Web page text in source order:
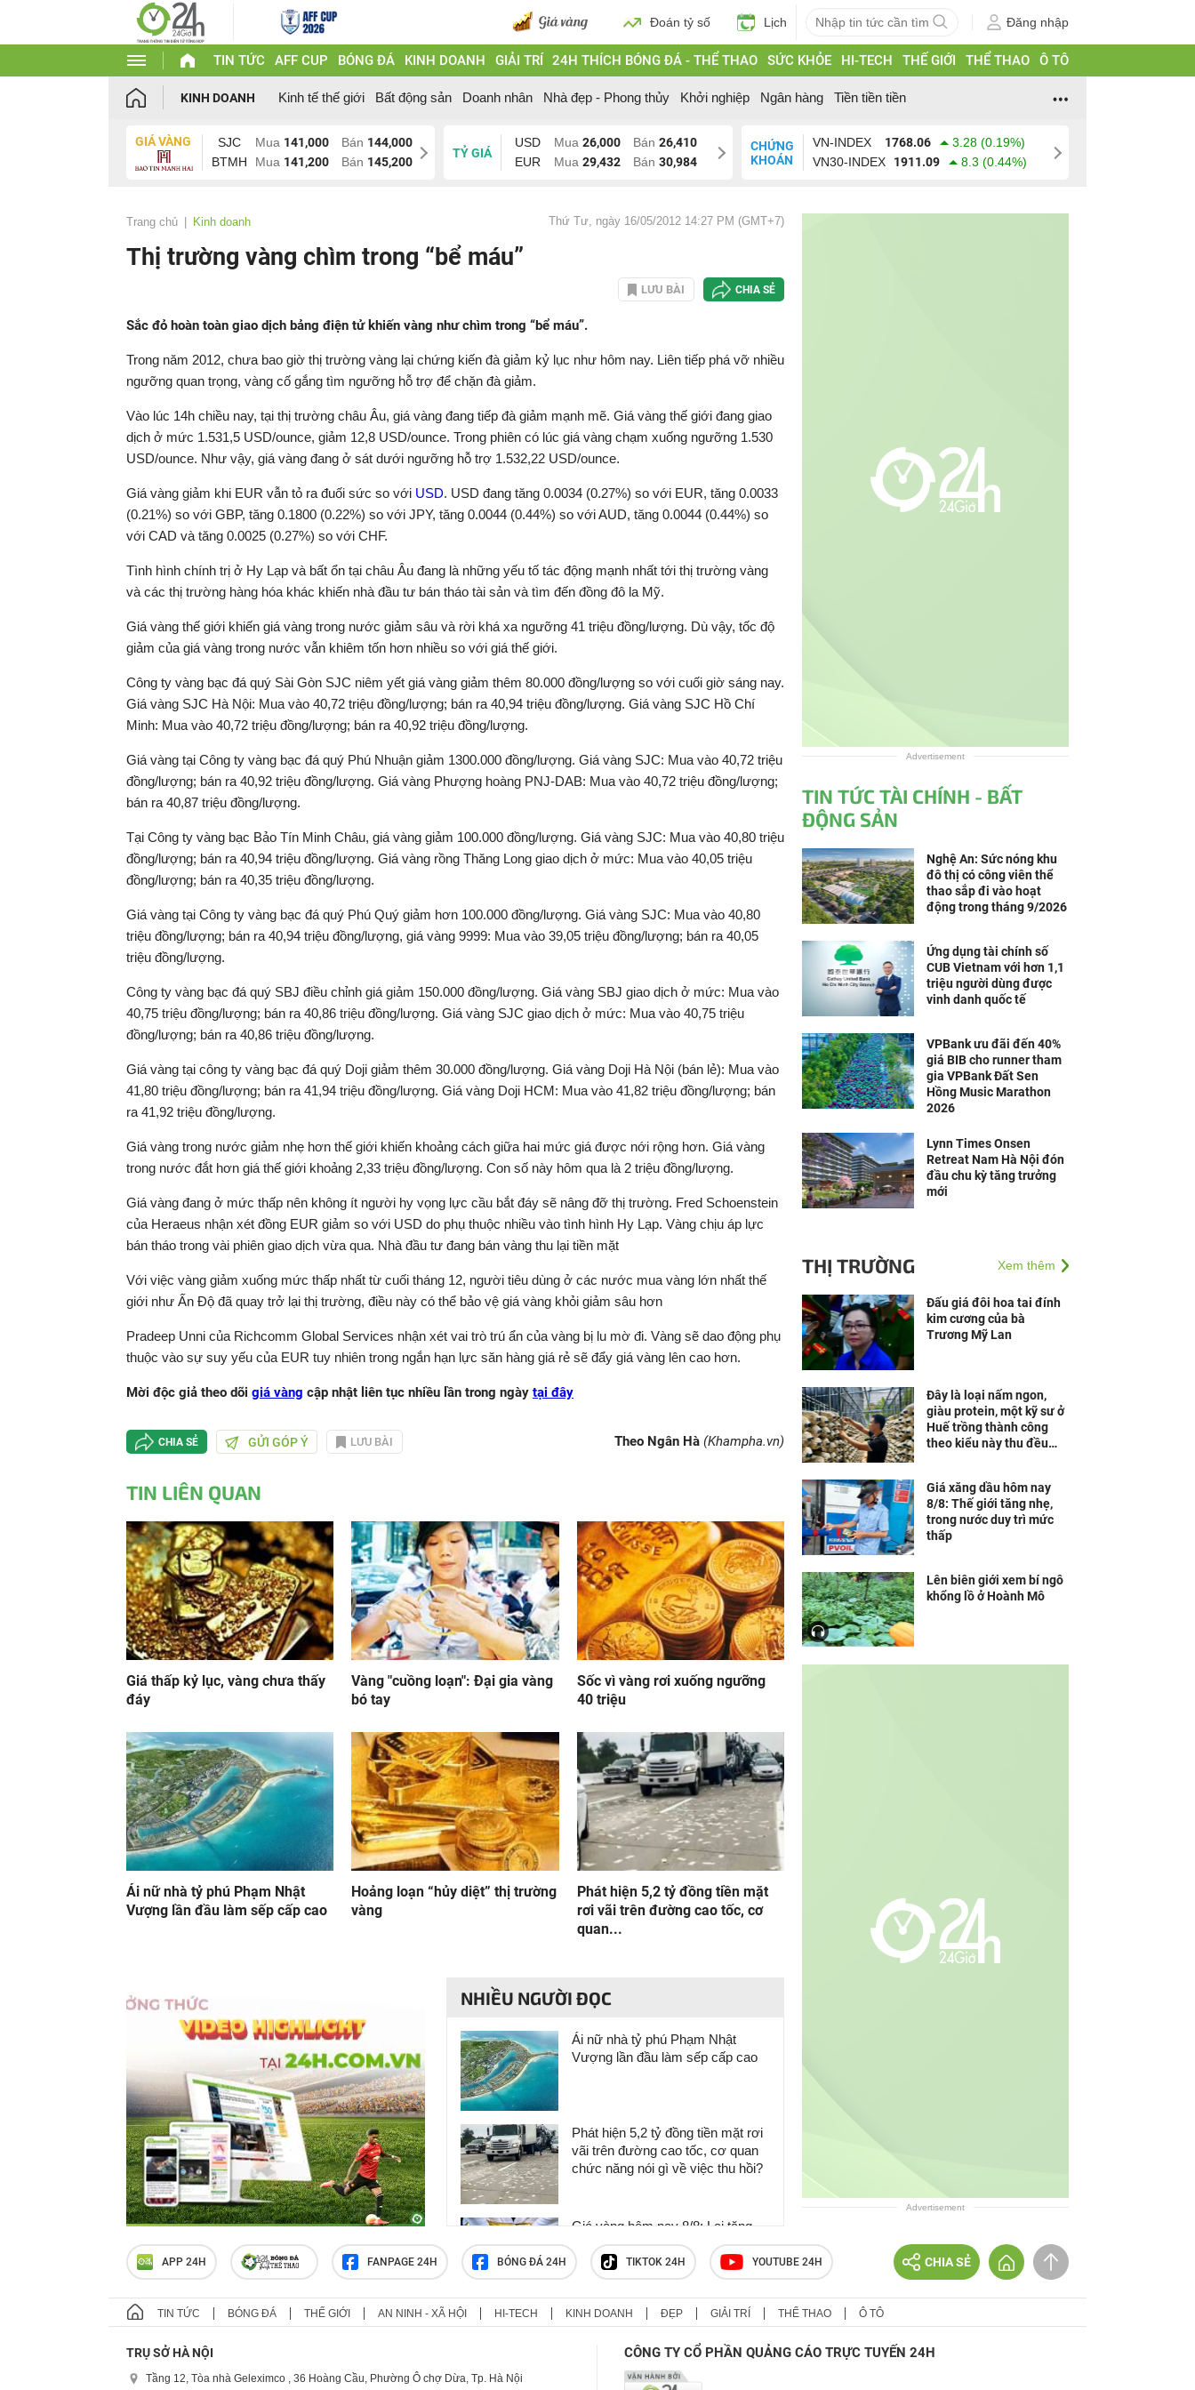
Đoán tỷ số Lịch Đăng nhập
TIN TỨC AFF CUP BÓNG ĐÁ KINH DOANH GIẢI TRÍ 24H THÍCH BÓNG ĐÁ - THỂ THAO SỨC KHỎE HI-TECH THẾ GIỚI THỂ THAO Ô TÔ
KINH DOANH Kinh tế thế giới Bất động sản Doanh nhân Nhà đẹp - Phong thủy Khởi nghiệp Ngân hàng Tiền tiền tiền
GIÁ VÀNG SJC Mua 141,000 Bán 144,000
BTMH
Mua 141,200 Bán 145,200
TỶ GIÁ
USD Mua 26,000 Bán 26,410
EUR
Mua 29,432 Bán 30,984
CHỨNG
KHOÁN
VN-INDEX 1768.06
3.28 (0.19%)
VN30-INDEX
1911.09 8.3 (0.44%)
Trang chủ Kinh doanh Thứ Tư, ngày 16/05/2012 14:27 PM (GMT+7)
Thị trường vàng chìm trong “bể máu”
LƯU BÀI CHIA SẺ
Sắc đỏ hoàn toàn giao dịch bảng điện tử khiến vàng như chìm trong “bể máu”.
Trong năm 2012, chưa bao giờ thị trường vàng lại chứng kiến đà giảm kỷ lục như hôm nay. Liên tiếp phá vỡ nhiều
ngưỡng quan trọng, vàng cố gắng tìm ngưỡng hỗ trợ để chặn đà giảm.
Vào lúc 14h chiều nay, tại thị trường châu Âu, giá vàng đang tiếp đà giảm mạnh mẽ. Giá vàng thế giới đang giao
dịch ở mức 1.531,5 USD/ounce, giảm 12,8 USD/ounce. Trong phiên có lúc giá vàng chạm xuống ngưỡng 1.530
USD/ounce. Như vậy, giá vàng đang ở sát dưới ngưỡng hỗ trợ 1.532,22 USD/ounce.
Giá vàng giảm khi EUR vẫn tỏ ra đuối sức so với USD. USD đang tăng 0.0034 (0.27%) so với EUR, tăng 0.0033
(0.21%) so với GBP, tăng 0.1800 (0.22%) so với JPY, tăng 0.0044 (0.44%) so với AUD, tăng 0.0044 (0.44%) so
với CAD và tăng 0.0025 (0.27%) so với CHF.
Tình hình chính trị ở Hy Lạp và bất ổn tại châu Âu đang là những yếu tố tác động mạnh nhất tới thị trường vàng
và các thị trường hàng hóa khác khiến nhà đầu tư bán tháo tài sản và tìm đến đồng đô la Mỹ.
Giá vàng thế giới khiến giá vàng trong nước giảm sâu và rời khá xa ngưỡng 41 triệu đồng/lượng. Dù vậy, tốc độ
giảm của giá vàng trong nước vẫn khiêm tốn hơn nhiều so với giá thế giới.
Công ty vàng bạc đá quý Sài Gòn SJC niêm yết giá vàng giảm thêm 80.000 đồng/lượng so với cuối giờ sáng nay.
Giá vàng SJC Hà Nội: Mua vào 40,72 triệu đồng/lượng; bán ra 40,94 triệu đồng/lượng. Giá vàng SJC Hồ Chí
Minh: Mua vào 40,72 triệu đồng/lượng; bán ra 40,92 triệu đồng/lượng.
Giá vàng tại Công ty vàng bạc đá quý Phú Nhuận giảm 1300.000 đồng/lượng. Giá vàng SJC: Mua vào 40,72 triệu
đồng/lượng; bán ra 40,92 triệu đồng/lượng. Giá vàng Phượng hoàng PNJ-DAB: Mua vào 40,72 triệu đồng/lượng;
bán ra 40,87 triệu đồng/lượng.
Tại Công ty vàng bạc Bảo Tín Minh Châu, giá vàng giảm 100.000 đồng/lượng. Giá vàng SJC: Mua vào 40,80 triệu
đồng/lượng; bán ra 40,94 triệu đồng/lượng. Giá vàng rồng Thăng Long giao dịch ở mức: Mua vào 40,05 triệu
đồng/lượng; bán ra 40,35 triệu đồng/lượng.
Giá vàng tại Công ty vàng bạc đá quý Phú Quý giảm hơn 100.000 đồng/lượng. Giá vàng SJC: Mua vào 40,80
triệu đồng/lượng; bán ra 40,94 triệu đồng/lượng, giá vàng 9999: Mua vào 39,05 triệu đồng/lượng; bán ra 40,05
triệu đồng/lượng.
Công ty vàng bạc đá quý SBJ điều chỉnh giá giảm 150.000 đồng/lượng. Giá vàng SBJ giao dịch ở mức: Mua vào
40,75 triệu đồng/lượng; bán ra 40,86 triệu đồng/lượng. Giá vàng SJC giao dịch ở mức: Mua vào 40,75 triệu
đồng/lượng; bán ra 40,86 triệu đồng/lượng.
Giá vàng tại công ty vàng bạc đá quý Doji giảm thêm 30.000 đồng/lượng. Giá vàng Doji Hà Nội (bán lẻ): Mua vào
41,80 triệu đồng/lượng; bán ra 41,94 triệu đồng/lượng. Giá vàng Doji HCM: Mua vào 41,82 triệu đồng/lượng; bán
ra 41,92 triệu đồng/lượng.
Giá vàng trong nước giảm nhẹ hơn thế giới khiến khoảng cách giữa hai mức giá được nới rộng hơn. Giá vàng
trong nước đắt hơn giá thế giới khoảng 2,33 triệu đồng/lượng. Con số này hôm qua là 2 triệu đồng/lượng.
Giá vàng đang ở mức thấp nên không ít người hy vọng lực cầu bắt đáy sẽ nâng đỡ thị trường. Fred Schoenstein
của Heraeus nhận xét đồng EUR giảm so với USD do phụ thuộc nhiều vào tình hình Hy Lạp. Vàng chịu áp lực
bán tháo trong vài phiên giao dịch vừa qua. Nhà đầu tư đang bán vàng thu lại tiền mặt
Với việc vàng giảm xuống mức thấp nhất từ cuối tháng 12, người tiêu dùng ở các nước mua vàng lớn nhất thế
giới như Ấn Độ đã quay trở lại thị trường, điều này có thể bảo vệ giá vàng khỏi giảm sâu hơn
Pradeep Unni của Richcomm Global Services nhận xét vai trò trú ẩn của vàng bị lu mờ đi. Vàng sẽ dao động phụ
thuộc vào sự suy yếu của EUR tuy nhiên trong ngắn hạn lực săn hàng giá rẻ sẽ đẩy giá vàng lên cao hơn.
Mời độc giả theo dõi giá vàng cập nhật liên tục nhiều lần trong ngày tại đây
CHIA SẺ GỬI GÓP Ý LƯU BÀI Theo Ngân Hà (Khampha.vn)
TIN LIÊN QUAN
Giá thấp kỷ lục, vàng chưa thấy
đáy
Vàng "cuồng loạn": Đại gia vàng
bó tay
Sốc vì vàng rơi xuống ngưỡng
40 triệu
Ái nữ nhà tỷ phú Phạm Nhật
Vượng lần đầu làm sếp cấp cao
Hoảng loạn “hủy diệt” thị trường
vàng
Phát hiện 5,2 tỷ đồng tiền mặt
rơi vãi trên đường cao tốc, cơ
quan...
NHIỀU NGƯỜI ĐỌC
Ái nữ nhà tỷ phú Phạm Nhật
Vượng lần đầu làm sếp cấp cao
Phát hiện 5,2 tỷ đồng tiền mặt rơi
vãi trên đường cao tốc, cơ quan
chức năng nói gì về việc thu hồi?
Giá vàng hôm nay 8/8: Lại tăng
dựng đứng
Phát hiện 266 hiện vật vàng trị giá
quan chức năng lập tức phong tỏa
Advertisement
TIN TỨC TÀI CHÍNH - BẤT
ĐỘNG SẢN
Nghệ An: Sức nóng khu
đô thị có công viên thể
thao sắp đi vào hoạt
động trong tháng 9/2026
Ứng dụng tài chính số
CUB Vietnam với hơn 1,1
triệu người dùng được
vinh danh quốc tế
VPBank ưu đãi đến 40%
giá BIB cho runner tham
gia VPBank Đất Sen
Hồng Music Marathon
2026
Lynn Times Onsen
Retreat Nam Hà Nội đón
đầu chu kỳ tăng trưởng
mới
THỊ TRƯỜNG Xem thêm
Đấu giá đôi hoa tai đính
kim cương của bà
Trương Mỹ Lan
Đây là loại nấm ngon,
giàu protein, một kỹ sư ở
Huế trồng thành công
theo kiểu này thu đều
Giá xăng dầu hôm nay
8/8: Thế giới tăng nhẹ,
trong nước duy trì mức
thấp
Lên biên giới xem bí ngô
khổng lồ ở Hoành Mô
Advertisement
APP 24H FANPAGE 24H BÓNG ĐÁ 24H TIKTOK 24H YOUTUBE 24H CHIA SẺ
TIN TỨC BÓNG ĐÁ THẾ GIỚI AN NINH - XÃ HỘI HI-TECH KINH DOANH ĐẸP GIẢI TRÍ THỂ THAO Ô TÔ
TRỤ SỞ HÀ NỘI
Tầng 12, Tòa nhà Geleximco , 36 Hoàng Cầu, Phường Ô chợ Dừa, Tp. Hà Nội
CÔNG TY CỔ PHẦN QUẢNG CÁO TRỰC TUYẾN 24H